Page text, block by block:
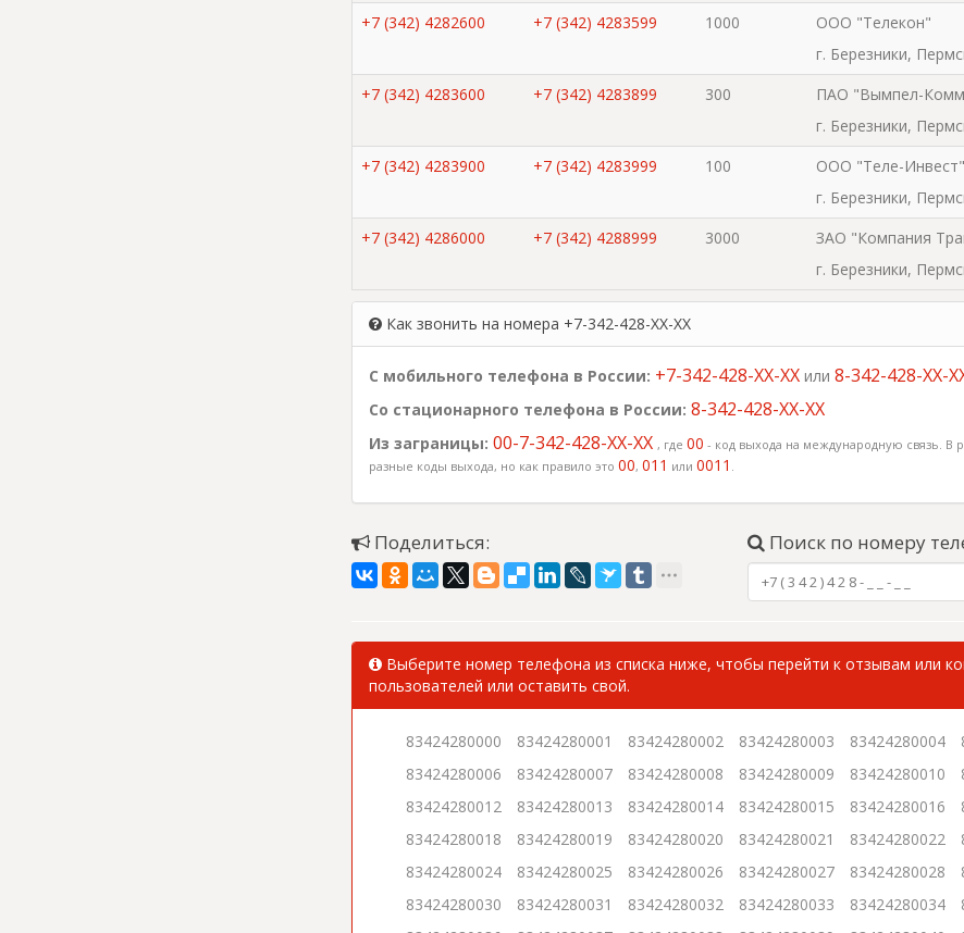
+7 (342) 4282600
+7 (342) 4283599 1000
ООО "Телекон"
г. Березники,
+7 (342) 4283600
+7 (342) 4283899 300
ПАО "Вымпел-
г. Березники,
+7 (342) 4283900
+7 (342) 4283999 100
ООО "Теле-Инвест"
г. Березники,
+7 (342) 4286000
+7 (342) 4288999 3000
ЗАО "Компания
г. Березники,
+7 (342) 4289000
+7 (342) 4289999 1000
ООО "Научно-
Как звонить на номера +7-342-428-XX-XX
С мобильного телефона в России: +7-342-428-XX-XX или 8-342-428-XX-
Со стационарного телефона в России: 8-342-428-XX-XX
Из заграницы: 00-7-342-428-XX-XX , где 00 - код выхода на международную связь. В
разные коды выхода, но как правило это 00, 011 или 0011 .
Поделиться: Поиск по номеру
Выберите номер телефона из списка ниже, чтобы перейти к отзывам или
пользователей или оставить свой.
83424280000 83424280001 83424280002 83424280003 83424280004
83424280006
83424280007 83424280008 83424280009 83424280010
83424280012
83424280013 83424280014 83424280015 83424280016
83424280018
83424280019 83424280020 83424280021 83424280022
83424280024
83424280025 83424280026 83424280027 83424280028
83424280030
83424280031 83424280032 83424280033 83424280034